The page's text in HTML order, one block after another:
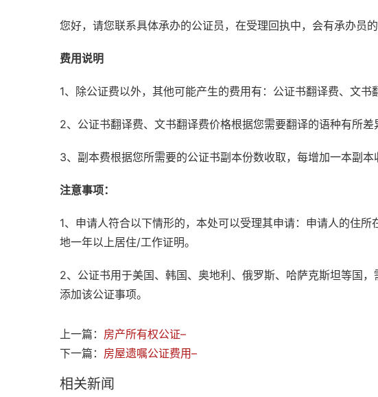
您好，请您联系具体承办的公证员，在受理回执中，会有承办员的
费用说明
1、除公证费以外，其他可能产生的费用有：公证书翻译费、文书
2、公证书翻译费、文书翻译费价格根据您需要翻译的语种有所差
3、副本费根据您所需要的公证书副本份数收取，每增加一本副本
注意事项：
1、申请人符合以下情形的，本处可以受理其申请：申请人的住
地一年以上居住/工作证明。
2、公证书用于美国、韩国、奥地利、俄罗斯、哈萨克斯坦等国
添加该公证事项。
上一篇： 房产所有权公证–
下一篇： 房屋遗嘱公证费用–
相关新闻